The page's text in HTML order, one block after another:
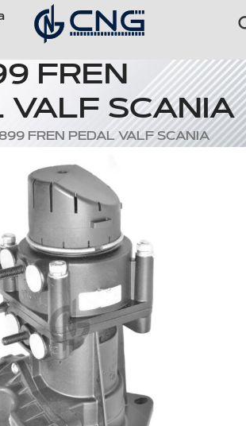
FREN
VALF SCANIA
FREN PEDAL VALF SCANIA